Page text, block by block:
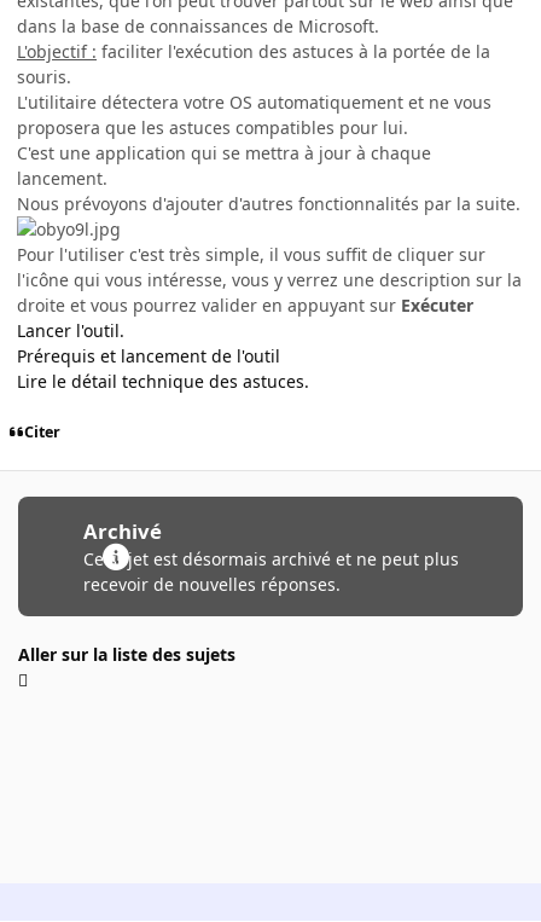
dans la base de connaissances de Microsoft.
L'objectif : faciliter l'exécution des astuces à la portée de la
souris.
L'utilitaire détectera votre OS automatiquement et ne vous
proposera que les astuces compatibles pour lui.
C'est une application qui se mettra à jour à chaque
lancement.
Nous prévoyons d'ajouter d'autres fonctionnalités par la suite.
Pour l'utiliser c'est très simple, il vous suffit de cliquer sur
l'icône qui vous intéresse, vous y verrez une description sur la
droite et vous pourrez valider en appuyant sur Exécuter
Lancer l'outil.
Prérequis et lancement de l'outil
Lire le détail technique des astuces.
Citer
Archivé
Ce sujet est désormais archivé et ne peut plus
recevoir de nouvelles réponses.
Aller sur la liste des sujets